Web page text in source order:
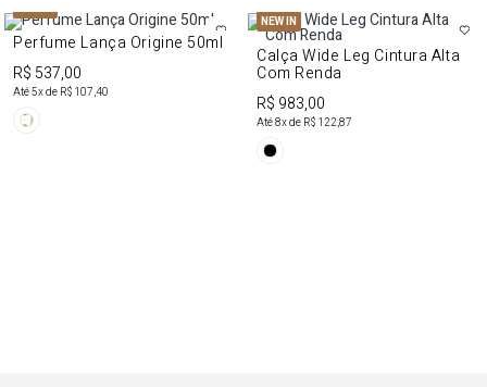
NEW IN
Perfume Lança Origine 50ml
R$ 537,00
Até5x de R$ 107,40
NEW IN
Calça Wide Leg Cintura Alta
Com Renda
R$ 983,00
Até8x de R$ 122,87